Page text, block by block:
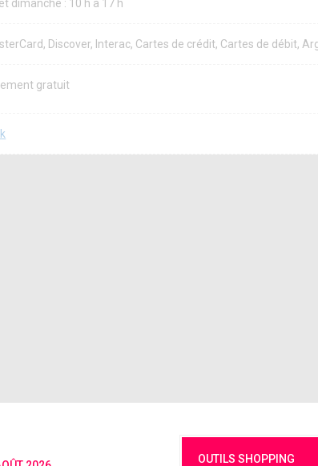
dimanche : 10 h à 17 h
Discover, Interac, Cartes de crédit, Cartes de débit,
gratuit
OUTILS SHOPPING